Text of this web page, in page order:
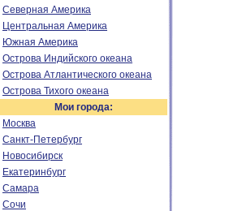
Северная Америка
Центральная Америка
Южная Америка
Острова Индийского океана
Острова Атлантического океана
Острова Тихого океана
Мои города:
Москва
Санкт-Петербург
Новосибирск
Екатеринбург
Самара
Сочи